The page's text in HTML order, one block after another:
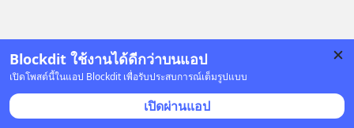
Blockdit ใช้งานได้ดีกว่าบนแอป
เปิดโพสต์นี้ในแอป Blockdit เพื่อรับประสบการณ์เต็มรูปแบบ
เปิดผ่านแอป